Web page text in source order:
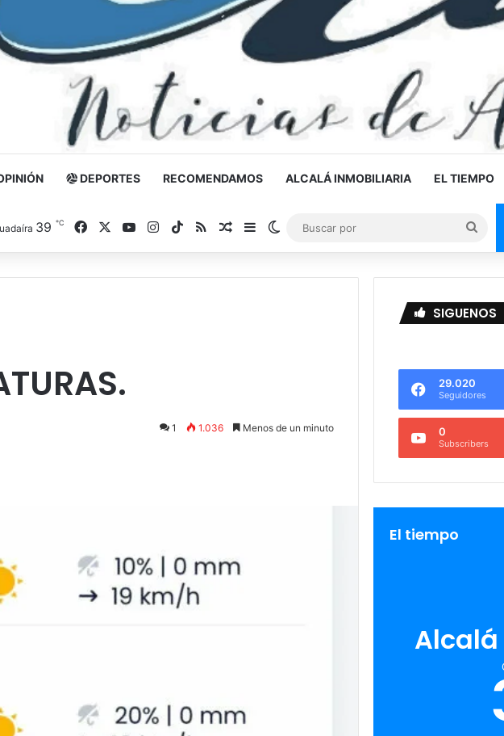
DEPORTES RECOMENDAMOS ALCALÁ INMOBILIARIA EL TIEMPO
39 ℃ FacebookYouTubeInstagram
TikTokRSSNoticia al azar
Barra lateral
Switch skin
por
1 1.036 Menos de un minuto
SIGUENOS
29.020
Seguidores
0
Subscribers
El tiempo